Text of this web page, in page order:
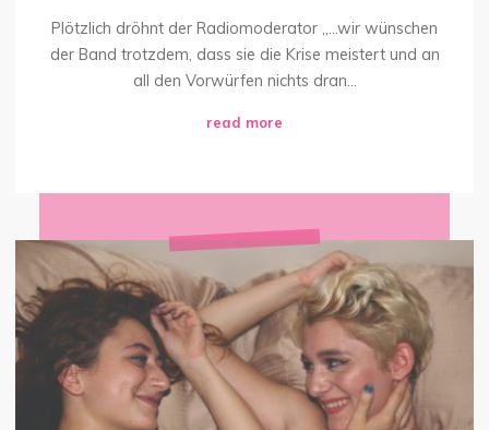
Plötzlich dröhnt der Radiomoderator „…wir wünschen
der Band trotzdem, dass sie die Krise meistert und an
all den Vorwürfen nichts dran...
read more
Im
einfach
untätig
auf
der
Couch
sitzen
bleiben"
Wie
der
‚male
gaze‘
meine
Clubnächte
ruiniert